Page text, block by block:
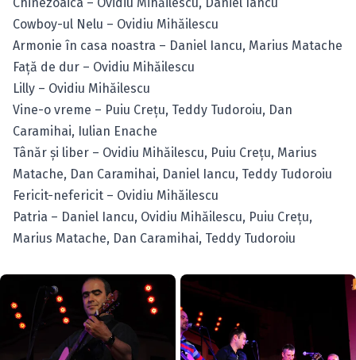
Cowboy-ul Nelu – Ovidiu Mihăilescu
Armonie în casa noastra – Daniel Iancu, Marius Matache
Faţă de dur – Ovidiu Mihăilescu
Lilly – Ovidiu Mihăilescu
Vine-o vreme – Puiu Creţu, Teddy Tudoroiu, Dan
Caramihai, Iulian Enache
Tânăr şi liber – Ovidiu Mihăilescu, Puiu Creţu, Marius
Matache, Dan Caramihai, Daniel Iancu, Teddy Tudoroiu
Fericit-nefericit – Ovidiu Mihăilescu
Patria – Daniel Iancu, Ovidiu Mihăilescu, Puiu Creţu,
Marius Matache, Dan Caramihai, Teddy Tudoroiu